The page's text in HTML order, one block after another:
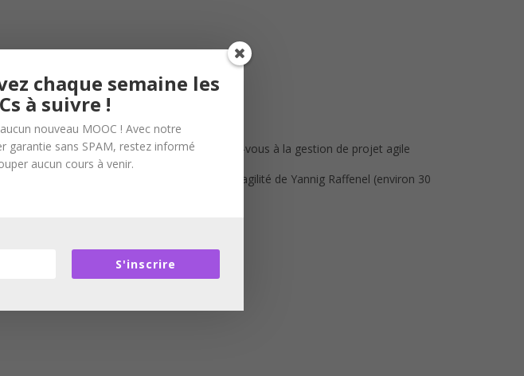
de commencer par suivre mon cours Initiez-vous à la gestion de projet agile
conseille le cours Découvrir la posture d’agilité de Yannig Raffenel (environ 30
chaque semaine les
à suivre !
nouveau MOOC ! Avec notre
garantie sans SPAM, restez informé
aucun cours à venir.
S'inscrire